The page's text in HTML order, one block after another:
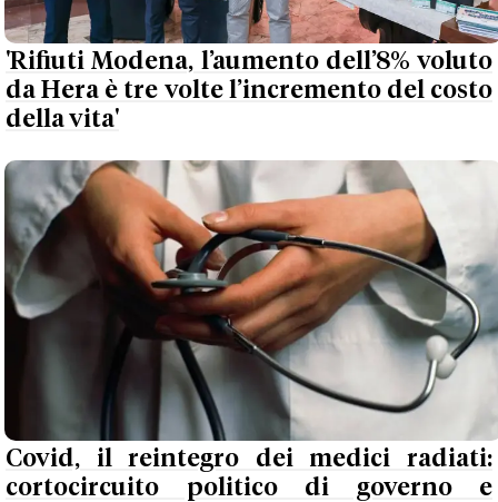
'Rifiuti Modena, l’aumento dell’8% voluto
da Hera è tre volte l’incremento del costo
della vita'
Covid, il reintegro dei medici radiati:
cortocircuito politico di governo e